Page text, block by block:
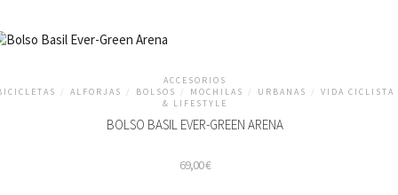
ACCESORIOS
/ ALFORJAS / BOLSOS / MOCHILAS / URBANAS /
VIDA CICLISTA
& LIFESTYLE
BOLSO BASIL EVER-GREEN ARENA
69,00€